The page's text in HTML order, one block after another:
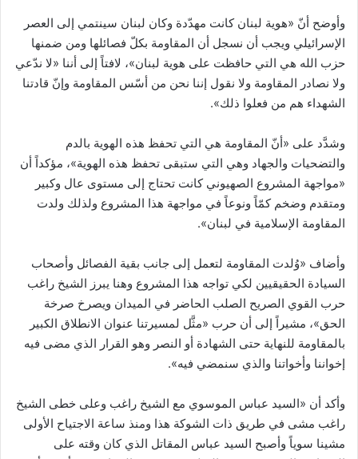
وأوضح أنّ «هوية لبنان كانت مهدّدة وكان لبنان سينتمي إلى العصر
الإسرائيلي ويجب أن نسجل أن المقاومة بكلّ فصائلها ومن ضمنها
حزب الله هي التي حافظت على هوية لبنان»، لافتاً إلى أننا «لا ندّعي
ولا نصادر المقاومة ولا نقول إننا نحن من أسّس المقاومة وإنّ قادتنا
الشهداء هم من فعلوا ذلك».
وشدَّد على «أنّ المقاومة هي التي تحفظ هذه الهوية بالدم
والتضحيات والجهاد وهي التي ستبقى تحفظ هذه الهوية»، مؤكداً أن
«مواجهة المشروع الصهيوني كانت تحتاج إلى مستوى عال وكبير
ومتقدم وضخم كمّاً ونوعاً في مواجهة هذا المشروع ولذلك ولدت
المقاومة الإسلامية في لبنان».
وأضاف «وُلدت المقاومة لتعمل إلى جانب بقية الفصائل وأصحاب
السيادة الحقيقيين لكي تواجه هذا المشروع وهنا يبرز الشيخ راغب
حرب القوي الصريح الصلب الحاضر في الميدان ويصرخ صرخة
الحق»، مشيراً إلى أن حرب «مثَّل لمسيرتنا عنوان الانطلاق الكبير
بالمقاومة للنهاية حتى الشهادة أو النصر وهو القرار الذي مضى فيه
إخواننا وأخواتنا والذي سنمضي فيه».
وأكد أن «السيد عباس الموسوي مع الشيخ راغب وعلى خطى الشيخ
راغب مشى في طريق ذات الشوكة هذا ومنذ ساعة الاجتياح الأولى
مشينا سوياً وأصبح السيد عباس المقاتل الذي كان وقته على